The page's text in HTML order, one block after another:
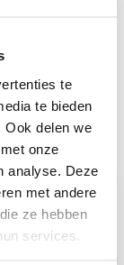
te
te bieden
Ook delen we
onze
analyse. Deze
met andere
ze hebben
services.